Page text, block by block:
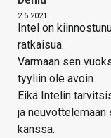
2.6.2021
Intel on
ratkaisua.
Varmaan sen
tyyliin ole avoin.
Eikä Intelin
ja
kanssa.